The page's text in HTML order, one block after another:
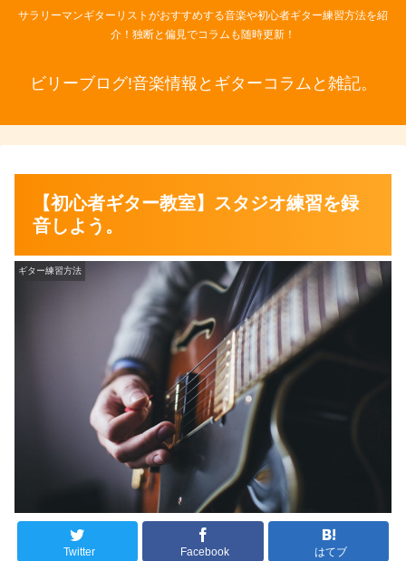
サラリーマンギターリストがおすすめする音楽や初心者ギター練習方法を紹
介！独断と偏見でコラムも随時更新！
ビリーブログ!音楽情報とギターコラムと雑記。
【初心者ギター教室】スタジオ練習を録
音しよう。
ギター練習方法
Twitter Facebook はてブ